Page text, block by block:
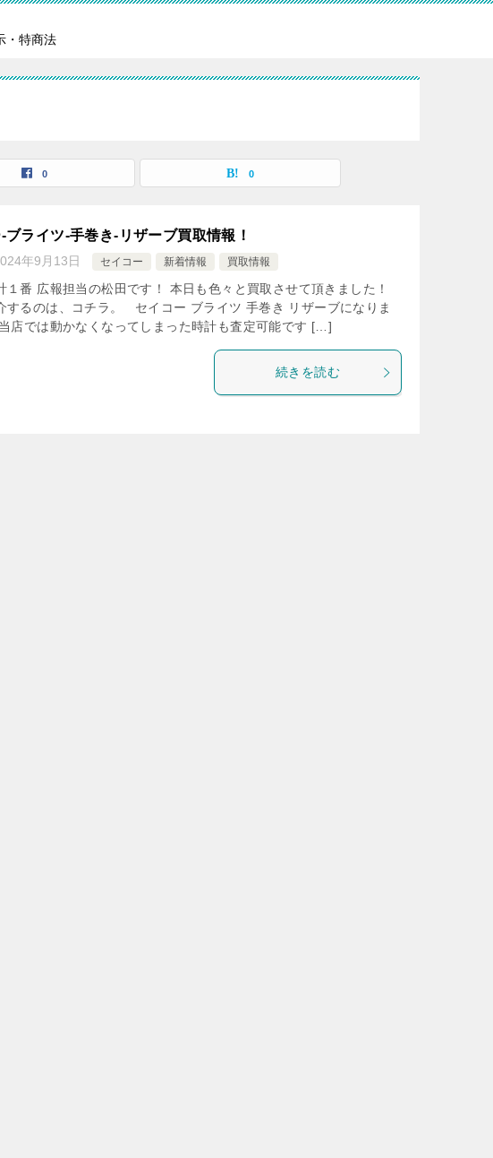
・特商法
0 0
ブライツ-手巻き-リザーブ買取情報！
年9月13日 セイコー 新着情報 買取情報
１番 広報担当の松田です！ 本日も色々と買取させて頂きました！
するのは、コチラ。 セイコー ブライツ 手巻き リザーブになりま
店では動かなくなってしまった時計も査定可能です […]
続きを読む